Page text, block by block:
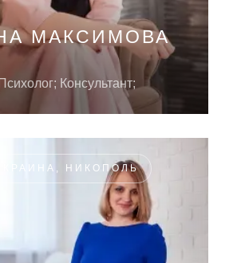
МАКСИМОВА
Психолог; Консультант;
УКРАИНА, НИКОПОЛЬ